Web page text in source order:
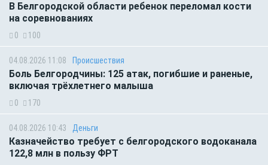
В Белгородской области ребенок переломал кости
на соревнованиях
0 100
04.08.2026 11:08 Происшествия
Боль Белгородчины: 125 атак, погибшие и раненые,
включая трёхлетнего малыша
0 170
04.08.2026 10:43 Деньги
Казначейство требует с белгородского водоканала
122,8 млн в пользу ФРТ